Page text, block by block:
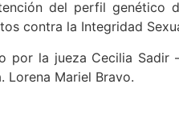
del perfil genético
contra la Integridad
por la jueza Cecilia
Lorena Mariel Bravo.